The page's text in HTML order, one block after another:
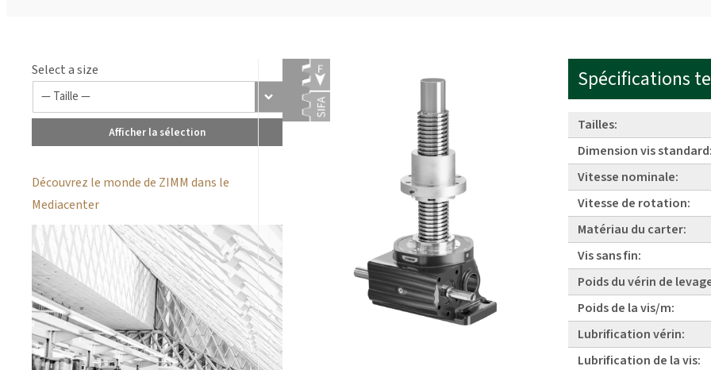
Select a size
Afficher la sélection
Découvrez le monde de ZIMM dans le
Mediacenter
Spécifications
Tailles:
Dimension vis standard:
Vitesse nominale:
Vitesse de rotation:
Matériau du carter:
Vis sans fin:
Poids du vérin de
Poids de la vis/m:
Lubrification vérin:
Lubrification de la vis: